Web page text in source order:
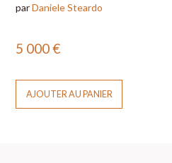
parDaniele Steardo
5 000€
AJOUTER AU PANIER